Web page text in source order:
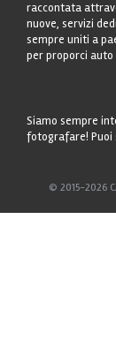
raccontata
nuove, servizi
sempre uniti a
per proporci
Siamo sempre
fotografare! Puoi
© 2015-2026